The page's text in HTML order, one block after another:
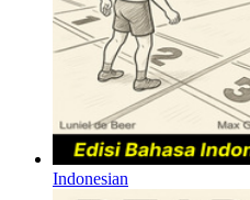
Indonesian